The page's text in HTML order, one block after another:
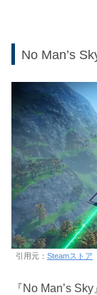
No Man’s
引用元： Steamストア
『No Man’s